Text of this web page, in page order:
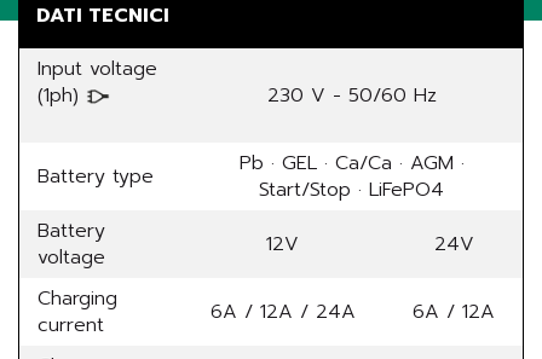
DATI TECNICI
Input voltage
(1ph)
230 V - 50/60 Hz
Battery type
Pb · GEL · Ca/Ca · AGM ·
Start/Stop · LiFePO4
Battery
voltage
12V
24V
Charging
current
6A / 12A / 24A
6A / 12A